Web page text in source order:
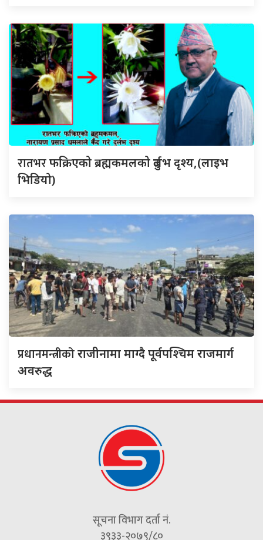
रातभरफक्रिएको ब्रह्मकमलको दुर्लभ दृश्य,(लाइभ
भिडियो)
प्रधानमन्त्रीकोराजीनामा माग्दै पूर्वपश्चिम राजमार्ग
अवरुद्ध
सूचना विभाग दर्ता नं.